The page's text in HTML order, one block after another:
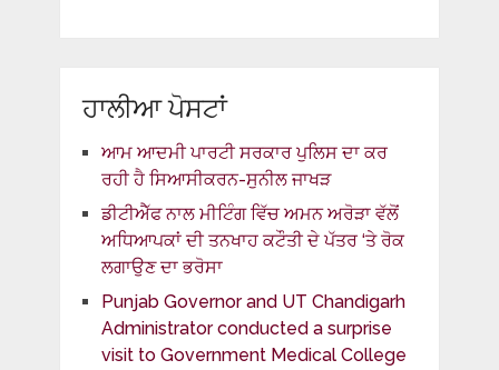
ਹਾਲੀਆ ਪੋਸਟਾਂ
ਆਮ ਆਦਮੀ ਪਾਰਟੀ ਸਰਕਾਰ ਪੁਲਿਸ ਦਾ ਕਰ
ਰਹੀ ਹੈ ਸਿਆਸੀਕਰਨ-ਸੁਨੀਲ ਜਾਖੜ
ਡੀਟੀਐੱਫ ਨਾਲ ਮੀਟਿੰਗ ਵਿੱਚ ਅਮਨ ਅਰੋੜਾ ਵੱਲੋਂ
ਅਧਿਆਪਕਾਂ ਦੀ ਤਨਖਾਹ ਕਟੌਤੀ ਦੇ ਪੱਤਰ ‘ਤੇ ਰੋਕ
ਲਗਾਉਣ ਦਾ ਭਰੋਸਾ
Punjab Governor and UT Chandigarh
Administrator conducted a surprise
visit to Government Medical College